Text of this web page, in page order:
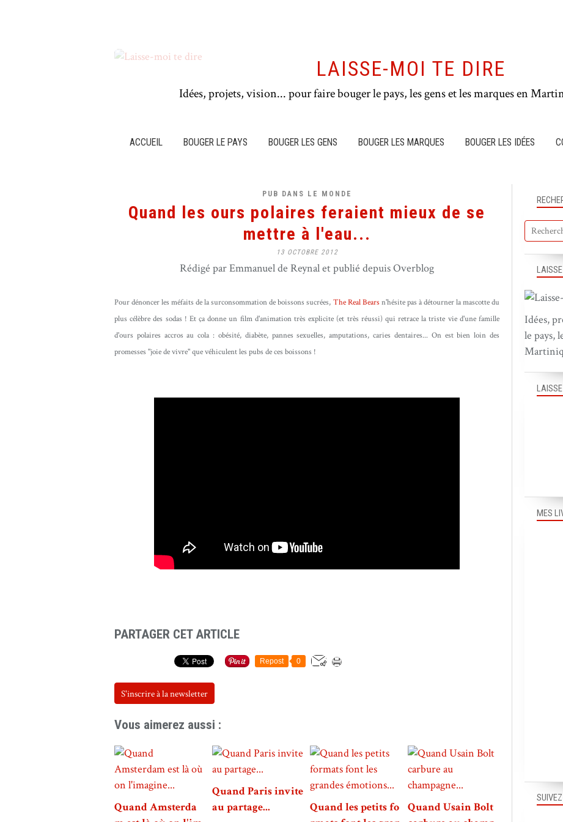
LAISSE-MOI TE DIRE
Idées, projets, vision... pour faire bouger le pays, les gens et les marques en
ACCUEIL BOUGER LE PAYS BOUGER LES GENS BOUGER LES MARQUES BOUGER LES IDÉES
PUB DANS LE MONDE
Quand les ours polaires feraient mieux de se
mettre à l'eau...
13 OCTOBRE 2012
Rédigé par Emmanuel de Reynal et publié depuis Overblog
Pour dénoncer les méfaits de la surconsommation de boissons sucrées, The Real Bearsn'hésite pas à détourner la mascotte du
plus célèbre des sodas ! Et ça donne un film d'animation très explicite (et très réussi) qui retrace la triste vie d'une famille
d'ours polaires accros au cola : obésité, diabète, pannes sexuelles, amputations, caries dentaires... On est bien loin des
promesses "joie de vivre" que véhiculent les pubs de ces boissons !
PARTAGER CET ARTICLE
Repost 0
S'inscrire à la newsletter
Vous aimerez aussi :
Quand Amsterda
Quand Paris invite
au partage...
Quand les petits fo
Quand Usain Bolt
Idées,
le pays,
MES